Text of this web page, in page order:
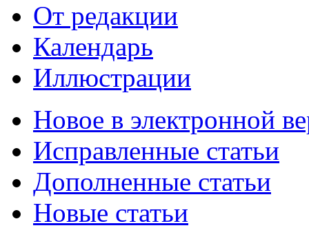
От редакции
Календарь
Иллюстрации
Новое в электронной
Исправленные статьи
Дополненные статьи
Новые статьи